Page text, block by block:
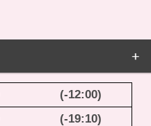
(-12:00)
(-19:10)